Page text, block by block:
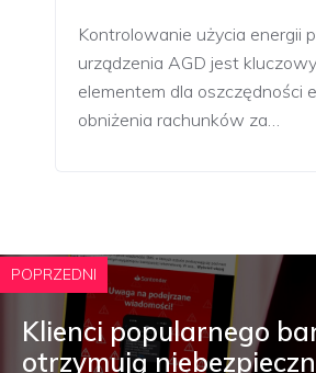
Kontrolowanie użycia energii
urządzenia AGD jest
elementem dla oszczędności
obniżenia rachunków za…
POPRZEDNI
Klienci popularnego
otrzymują